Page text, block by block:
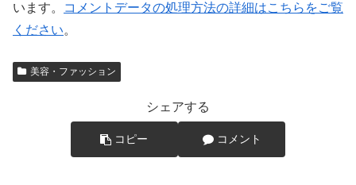
います。
コメントデータの処理方法の詳細はこちらをご覧
ください。
美容・ファッション
シェアする
コピー コメント